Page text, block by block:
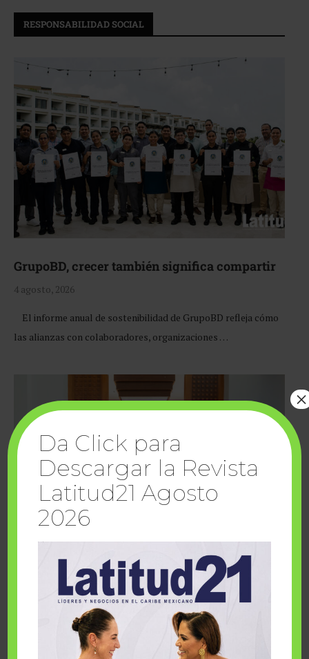
RESPONSABILIDAD SOCIAL
GrupoBD, crecer también significa compartir
4 agosto, 2026
El informe anual de sostenibilidad de GrupoBD refleja cómo
las alianzas con colaboradores, organizaciones …
Cuando la solidaridad inspira; cumplen
sueños Fairmont Mayakoba y Make-A-Wish
Da Click para
Descargar la Revista
Latitud21 Agosto
2026
×